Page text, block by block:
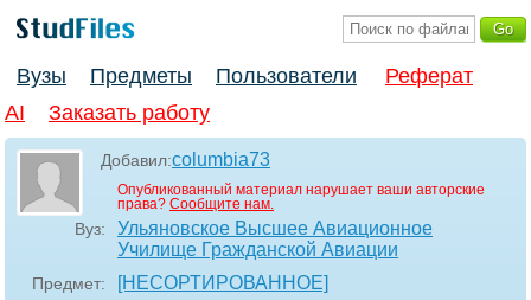
Вузы Предметы Пользователи
Реферат
AI
Заказать работу
Добавил:columbia73
Опубликованный материал нарушает ваши авторские
права? Сообщите нам.
Вуз:
Ульяновское Высшее Авиационное
Училище Гражданской Авиации
Предмет: [НЕСОРТИРОВАННОЕ]